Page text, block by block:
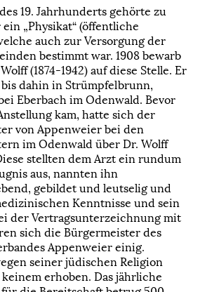
19. Jahrhunderts gehörte zu
„Physikat“ (öffentliche
auch zur Versorgung der
bestimmt war. 1908 bewarb
(1874-1942) auf diese Stelle. Er
dahin in Strümpfelbrunn,
Eberbach im Odenwald. Bevor
kam, hatte sich der
von Appenweier bei den
im Odenwald über Dr. Wolff
stellten dem Arzt ein rundum
aus, nannten ihn
gebildet und leutselig und
Kenntnisse und sein
der Vertragsunterzeichnung mit
sich die Bürgermeister des
Appenweier einig.
seiner jüdischen Religion
erhoben. Das jährliche